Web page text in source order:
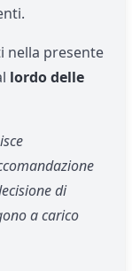
nella presente
lordo delle
di
a carico